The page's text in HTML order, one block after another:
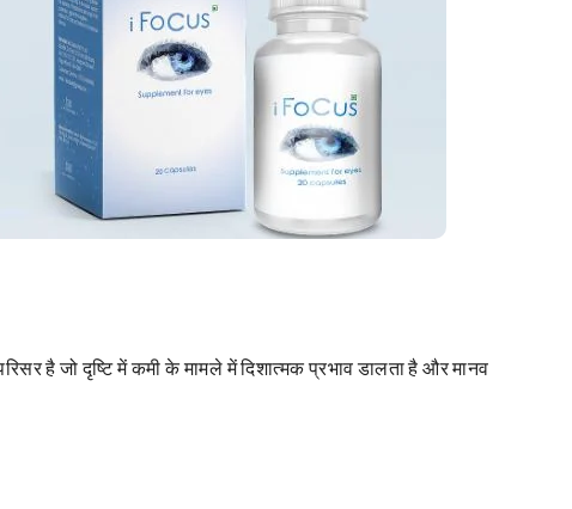
है जो दृष्टि में कमी के मामले में दिशात्मक प्रभाव डालता है और मानव